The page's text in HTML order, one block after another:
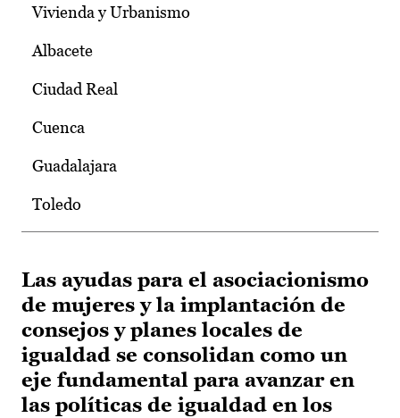
Vivienda y Urbanismo
Albacete
Ciudad Real
Cuenca
Guadalajara
Toledo
Las ayudas para el asociacionismo
de mujeres y la implantación de
consejos y planes locales de
igualdad se consolidan como un
eje fundamental para avanzar en
las políticas de igualdad en los